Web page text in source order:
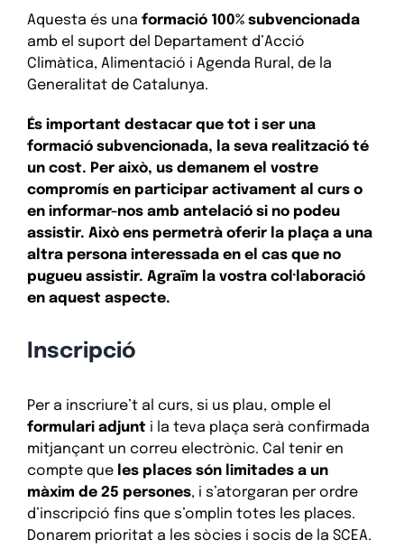
Aquesta és una formació 100% subvencionada
amb el suport del Departament d’Acció
Climàtica, Alimentació i Agenda Rural, de la
Generalitat de Catalunya.
És important destacar que tot i ser una
formació subvencionada, la seva realització té
un cost. Per això, us demanem el vostre
compromís en participar activament al curs o
en informar-nos amb antelació si no podeu
assistir. Això ens permetrà oferir la plaça a una
altra persona interessada en el cas que no
pugueu assistir. Agraïm la vostra col·laboració
en aquest aspecte.
Inscripció
Per a inscriure’t al curs, si us plau, omple el
formulari adjunti la teva plaça serà confirmada
mitjançant un correu electrònic. Cal tenir en
compte que les places són limitades a un
màxim de 25 persones, i s’atorgaran per ordre
d’inscripció fins que s’omplin totes les places.
Donarem prioritat a les sòcies i socis de la SCEA.